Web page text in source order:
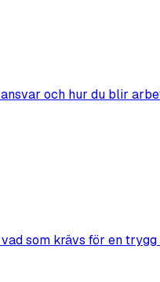
och hur du blir
som krävs för en